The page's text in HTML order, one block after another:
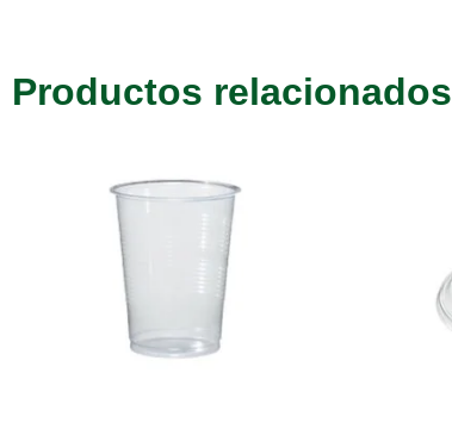
Productos relacionados